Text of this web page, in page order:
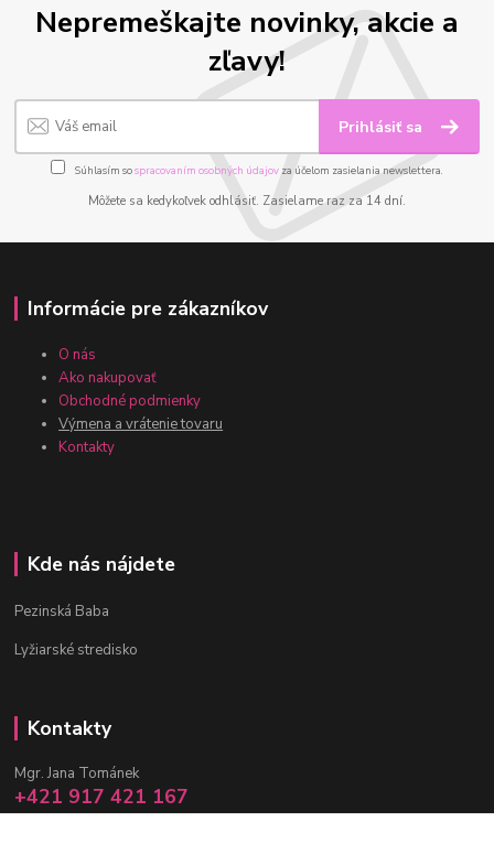
Nepremeškajte novinky, akcie a
zľavy!
Prihlásiť sa
Súhlasím sospracovaním osobných údajov za účelom zasielania newslettera.
Môžete sa kedykoľvek odhlásiť. Zasielame raz za 14 dní.
Informácie pre zákazníkov
O nás
Ako nakupovať
Obchodné podmienky
Výmena a vrátenie tovaru
Kontakty
Kde nás nájdete
Pezinská Baba
Lyžiarské stredisko
Kontakty
Mgr. Jana Tománek
+421 917 421 167
(Po-Pia, 10 -17 hod.)